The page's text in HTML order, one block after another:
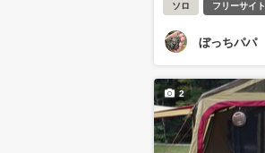
ソロ フリーサイト
ぼっちパパ
2